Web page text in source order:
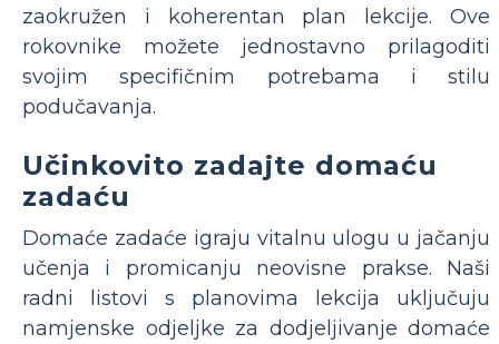
zaokružen i koherentan plan lekcije. Ove
rokovnike možete jednostavno prilagoditi
svojim specifičnim potrebama i stilu
podučavanja.
Učinkovito zadajte domaću
zadaću
Domaće zadaće igraju vitalnu ulogu u jačanju
učenja i promicanju neovisne prakse. Naši
radni listovi s planovima lekcija uključuju
namjenske odjeljke za dodjeljivanje domaće